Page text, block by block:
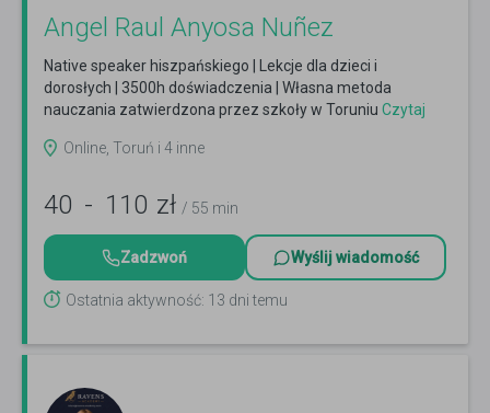
Angel Raul Anyosa Nuñez
Native speaker hiszpańskiego | Lekcje dla dzieci i
dorosłych | 3500h doświadczenia | Własna metoda
nauczania zatwierdzona przez szkoły w Toruniu Czytaj
Online, Toruń i 4 inne
40 - 110 zł / 55 min
Zadzwoń Wyślij wiadomość
Ostatnia aktywność: 13 dni temu